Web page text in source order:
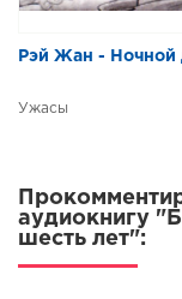
Рэй Жан - Ночной
Ужасы
аудиокнигу
шесть лет":